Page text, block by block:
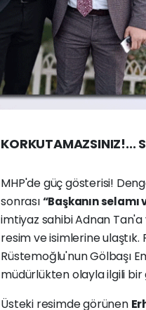
KORKUTAMAZSINIZ!...
MHP'de güç gösterisi!
sonrası“Başkanın
imtiyaz sahibi Adnan Tan'a
resim ve isimlerine ulaştık.
Rüstemoğlu'nun Gölbaşı
müdürlükten olayla ilgili bir
Üsteki resimde görünen